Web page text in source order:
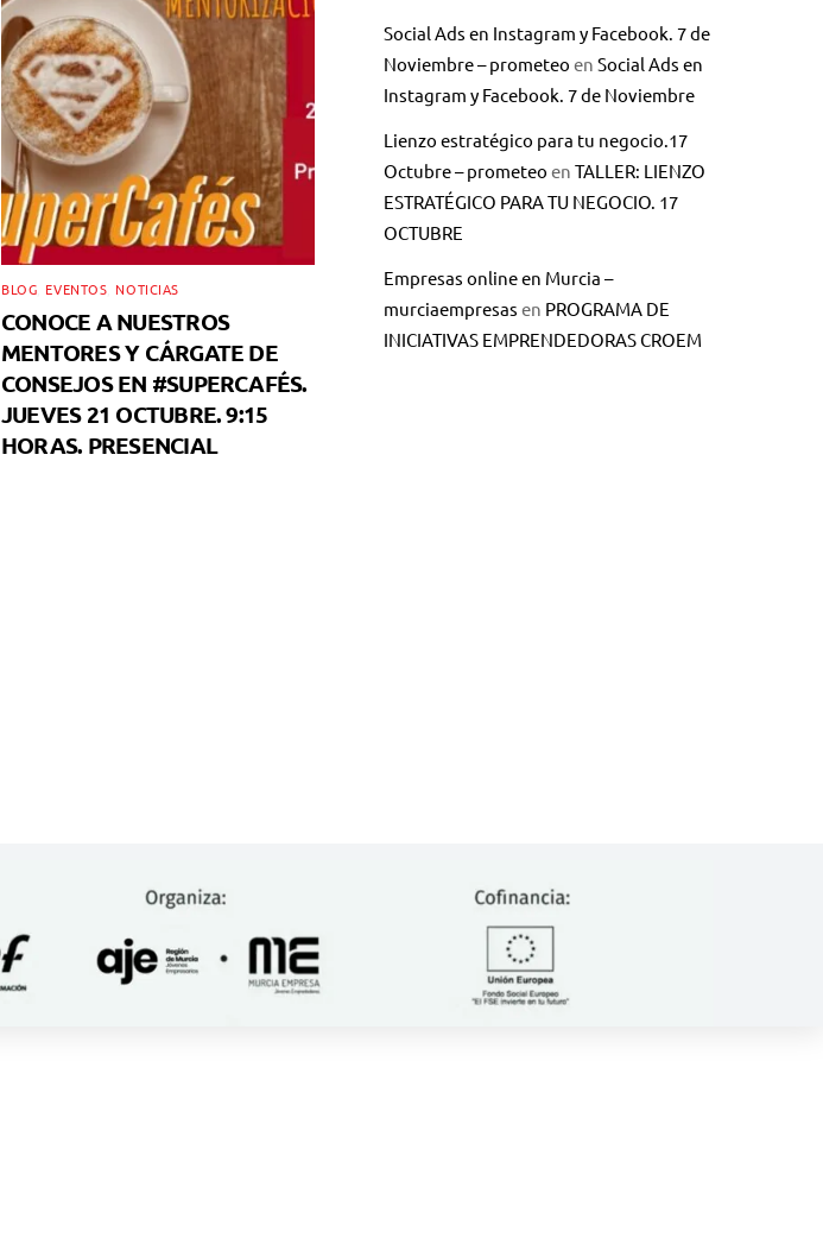
BLOG EVENTOS NOTICIAS
CONOCE A NUESTROS
MENTORES Y CÁRGATE DE
CONSEJOS EN #SUPERCAFÉS.
JUEVES 21 OCTUBRE. 9:15
HORAS. PRESENCIAL
Social Ads en Instagram y Facebook. 7 de
Noviembre – prometeo en Social Ads en
Instagram y Facebook. 7 de Noviembre
Lienzo estratégico para tu negocio.17
Octubre – prometeo en TALLER: LIENZO
ESTRATÉGICO PARA TU NEGOCIO. 17
OCTUBRE
Empresas online en Murcia –
murciaempresas en PROGRAMA DE
INICIATIVAS EMPRENDEDORAS CROEM